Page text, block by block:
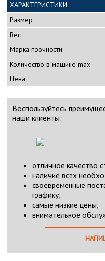
ХАРАКТЕРИСТИКИ
Размер
Вес
Марка прочности
Количество в машине max
Цена
Воспользуйтесь
наши клиенты:
отличное качество
наличие всех
своевременные
графику;
самые низкие цены;
внимательное